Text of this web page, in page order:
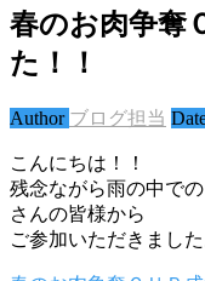
春のお肉争奪
た！！
Author ブログ担当
こんにちは！！
残念ながら雨の中で
さんの皆様から
ご参加いただきまし